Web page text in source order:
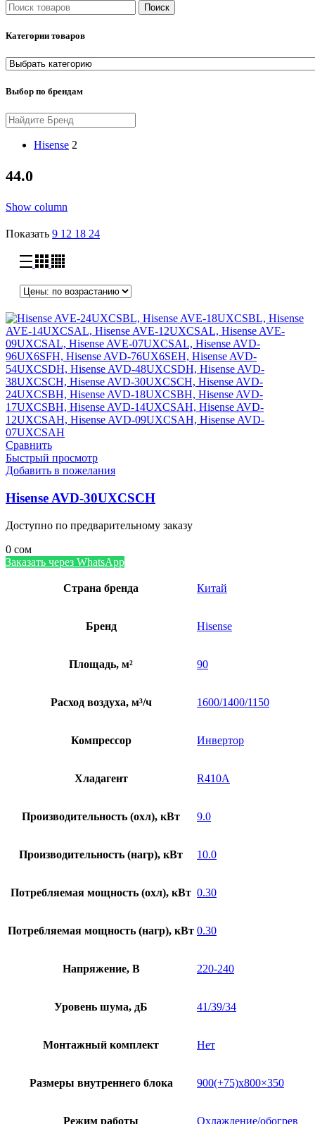
Поиск
Категории товаров
Выбор по брендам
Hisense 2
44.0
Show column
Показать 9 12 18 24
Сравнить
Быстрый просмотр
Добавить в пожелания
Hisense AVD-30UXCSCH
Доступно по предварительному заказу
0 сом
Заказать через WhatsApp
Страна бренда Китай
Бренд Hisense
Площадь, м² 90
Расход воздуха, м³/ч 1600/1400/1150
Компрессор Инвертор
Хладагент R410A
Производительность (охл), кВт 9.0
Производительность (нагр), кВт 10.0
Потребляемая мощность (охл), кВт 0.30
Потребляемая мощность (нагр), кВт 0.30
Напряжение, В 220-240
Уровень шума, дБ 41/39/34
Монтажный комплект Нет
Размеры внутреннего блока 900(+75)х800×350
Режим работы Охлаждение/обогрев